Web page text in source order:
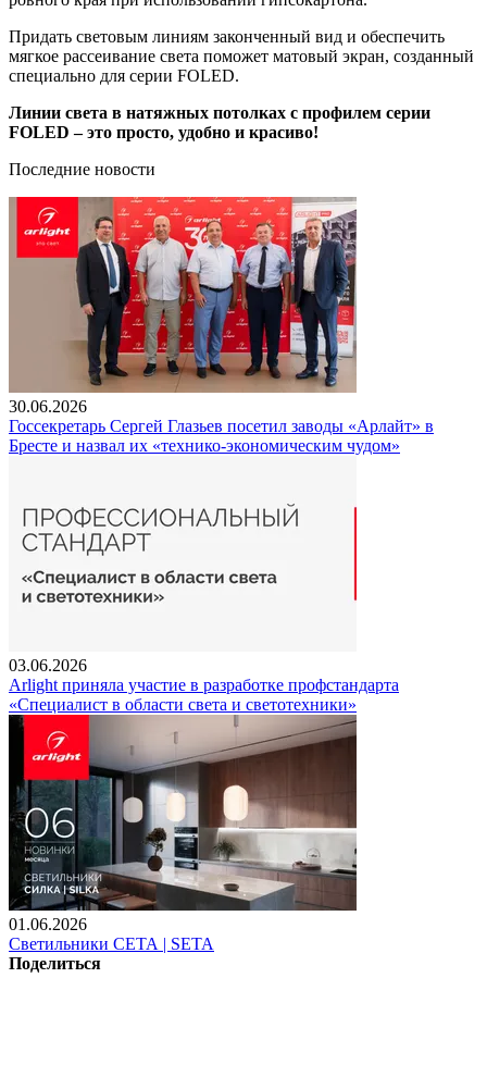
Придать световым линиям законченный вид и обеспечить
мягкое рассеивание света поможет матовый экран, созданный
специально для серии FOLED.
Линии света в натяжных потолках с профилем серии
FOLED – это просто, удобно и красиво!
Последние новости
30.06.2026
Госсекретарь Сергей Глазьев посетил заводы «Арлайт» в
Бресте и назвал их «технико-экономическим чудом»
03.06.2026
Arlight приняла участие в разработке профстандарта
«Специалист в области света и светотехники»
01.06.2026
Светильники СЕТА | SETA
Поделиться